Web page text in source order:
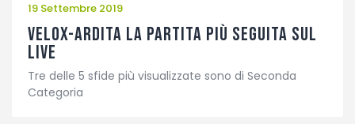
19 Settembre 2019
Velox-Ardita la partita più seguita sul
Live
Tre delle 5 sfide più visualizzate sono di Seconda
Categoria